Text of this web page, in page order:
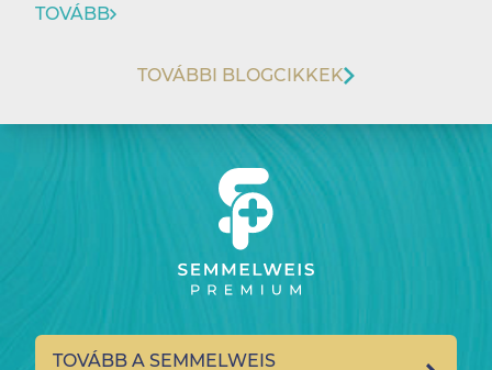
TOVÁBB
TOVÁBBI BLOGCIKKEK
TOVÁBB A SEMMELWEIS